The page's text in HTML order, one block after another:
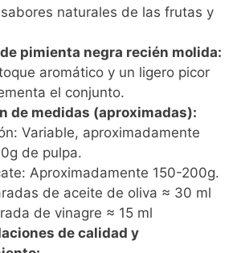
naturales de las frutas y
pimienta negra recién molida:
aromático y un ligero picor
el conjunto.
de medidas (aproximadas):
Variable, aproximadamente
de pulpa.
Aproximadamente 150-200g.
de aceite de oliva ≈ 30 ml
de vinagre ≈ 15 ml
de calidad y